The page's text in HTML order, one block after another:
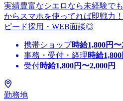
実績豊富なシエロなら未経験で
からスマホを使ってれば即戦力
ピード採用・WEB面談◎
携帯ショップ時給1,800円〜
事務・受付・経理時給1,800
受付時給1,800円〜2,000円
勤務地